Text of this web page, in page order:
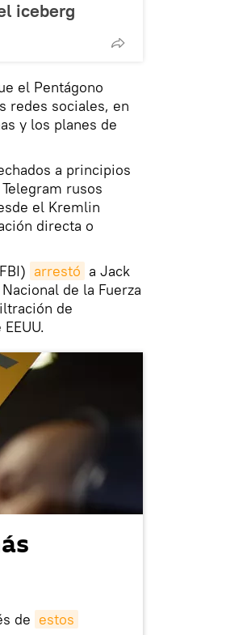
iceberg
el Pentágono
redes sociales, en
y los planes de
a principios
rusos
el Kremlin
directa o
arrestó a Jack
de la Fuerza
de
de estos